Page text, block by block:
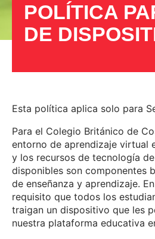
POLÍTICA
DE
Esta política aplica solo para
Para el Colegio Británico de
entorno de aprendizaje virtual
y los recursos de tecnología
disponibles son componentes
de enseñanza y aprendizaje.
requisito que todos los
traigan un dispositivo que les
nuestra plataforma educativa